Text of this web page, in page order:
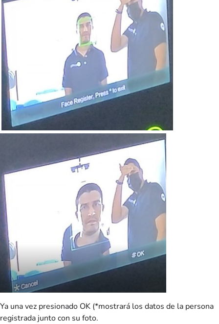
Ya una vez presionado OK (*mostrará los datos de la persona
registrada junto con su foto.